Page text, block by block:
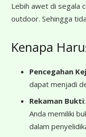
Lebih awet di segala
outdoor. Sehingga
Kenapa
Pencegahan
dapat menjadi
Rekaman Bukti
Anda memiliki
dalam